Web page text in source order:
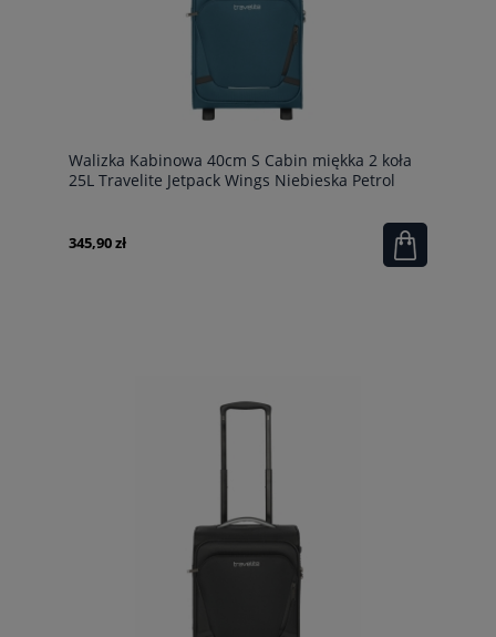
Walizka Kabinowa 40cm S Cabin miękka 2 koła
25L Travelite Jetpack Wings Niebieska Petrol
345,90 zł